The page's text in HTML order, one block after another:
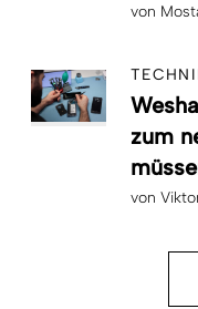
von
zum
von